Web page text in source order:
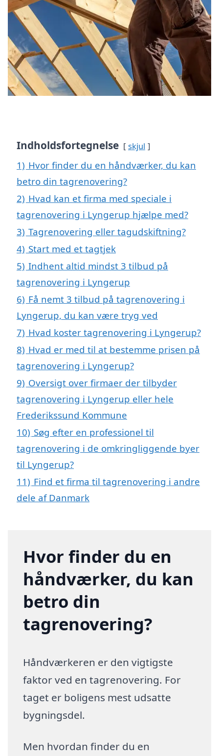
Indholdsfortegnelse skjul
1) Hvor finder du en håndværker, du kan
betro din tagrenovering?
2) Hvad kan et firma med speciale i
tagrenovering i Lyngerup hjælpe med?
3) Tagrenovering eller tagudskiftning?
4) Start med et tagtjek
5) Indhent altid mindst 3 tilbud på
tagrenovering i Lyngerup
6) Få nemt 3 tilbud på tagrenovering i
Lyngerup, du kan være tryg ved
7) Hvad koster tagrenovering i Lyngerup?
8) Hvad er med til at bestemme prisen på
tagrenovering i Lyngerup?
9) Oversigt over firmaer der tilbyder
tagrenovering i Lyngerup eller hele
Frederikssund Kommune
10) Søg efter en professionel til
tagrenovering i de omkringliggende byer
til Lyngerup?
11) Find et firma til tagrenovering i andre
dele af Danmark
Hvor finder du en
håndværker, du kan
betro din
tagrenovering?
Håndværkeren er den vigtigste
faktor ved en tagrenovering. For
taget er boligens mest udsatte
bygningsdel.
Men hvordan finder du en